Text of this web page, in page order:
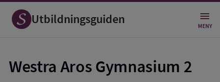
Utbildningsguiden MENY
Westra Aros Gymnasium 2